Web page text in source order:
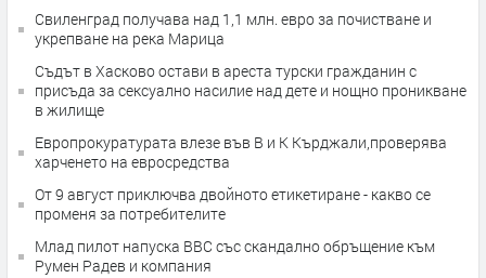
Свиленград получава над 1,1 млн. евро за почистване и
укрепване на река Марица
Съдът в Хасково остави в ареста турски гражданин с
присъда за сексуално насилие над дете и нощно проникване
в жилище
Европрокуратурата влезе във В и К Кърджали,проверява
харченето на евросредства
От 9 август приключва двойното етикетиране - какво се
променя за потребителите
Млад пилот напуска ВВС със скандално обръщение към
Румен Радев и компания